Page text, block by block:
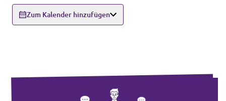
Unsere Events
Wahlprogramm Bürgerschaftswahl
Zum Kalender hinzufügen